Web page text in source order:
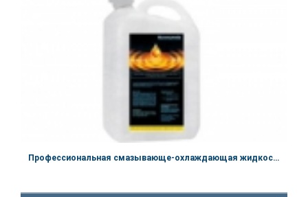
Профессиональная смазывающе-охлаждающая жидкость «МЕКУТОЙЛ 100»
Артикул:
60.1100